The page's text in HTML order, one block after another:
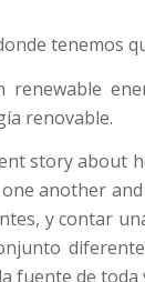
tenemos
renovable.
story about
another
y contar
fuente de toda